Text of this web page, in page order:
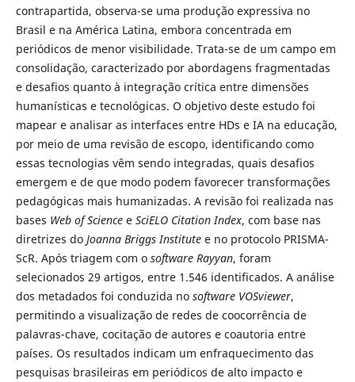
contrapartida, observa-se uma produção expressiva no
Brasil e na América Latina, embora concentrada em
periódicos de menor visibilidade. Trata-se de um campo em
consolidação, caracterizado por abordagens fragmentadas
e desafios quanto à integração crítica entre dimensões
humanísticas e tecnológicas. O objetivo deste estudo foi
mapear e analisar as interfaces entre HDs e IA na educação,
por meio de uma revisão de escopo, identificando como
essas tecnologias vêm sendo integradas, quais desafios
emergem e de que modo podem favorecer transformações
pedagógicas mais humanizadas. A revisão foi realizada nas
bases Web of Sciencee SciELO Citation Index, com base nas
diretrizes do Joanna Briggs Institutee no protocolo PRISMA-
ScR. Após triagem com o software Rayyan, foram
selecionados 29 artigos, entre 1.546 identificados. A análise
dos metadados foi conduzida no software VOSviewer,
permitindo a visualização de redes de coocorrência de
palavras-chave, cocitação de autores e coautoria entre
países. Os resultados indicam um enfraquecimento das
pesquisas brasileiras em periódicos de alto impacto e